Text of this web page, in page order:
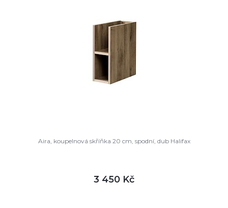
Aira, koupelnová skříňka 20 cm, spodní, dub Halifax
3 450 Kč